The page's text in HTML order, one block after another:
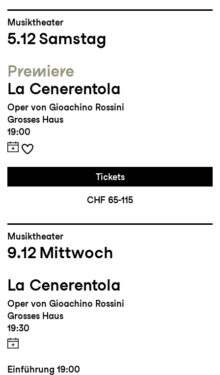
Musiktheater
5.12 Samstag
Premiere
La Cenerentola
Oper von Gioachino Rossini
Grosses Haus
19:00
Tickets
CHF 65-115
Musiktheater
9.12 Mittwoch
La Cenerentola
Oper von Gioachino Rossini
Grosses Haus
19:30
Einführung 19:00